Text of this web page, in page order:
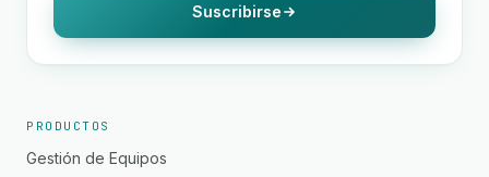
Suscribirse
PRODUCTOS
Gestión de Equipos